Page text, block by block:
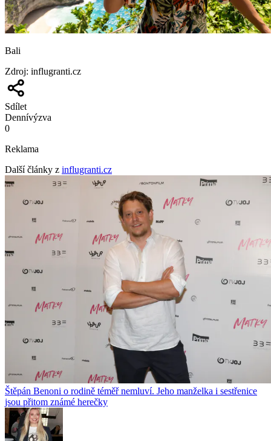
Bali
Zdroj: influgranti.cz
Sdílet
Dennívýzva
0
Reklama
Další články z influgranti.cz
Štěpán Benoni o rodině téměř nemluví. Jeho manželka i sestřenice
jsou přitom známé herečky